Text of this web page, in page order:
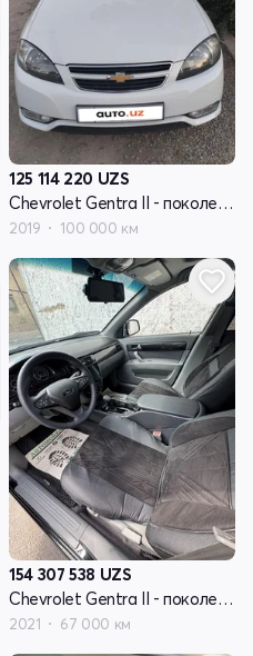
125 114 220 UZS
Chevrolet Gentra II - поколение
2019 100 000 км
154 307 538 UZS
Chevrolet Gentra II - поколение
2021 67 000 км